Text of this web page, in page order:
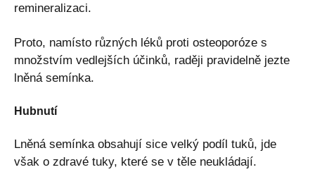
remineralizaci.
Proto, namísto různých léků proti osteoporóze s
množstvím vedlejších účinků, raději pravidelně jezte
lněná semínka.
Hubnutí
Lněná semínka obsahují sice velký podíl tuků, jde
však o zdravé tuky, které se v těle neukládají.